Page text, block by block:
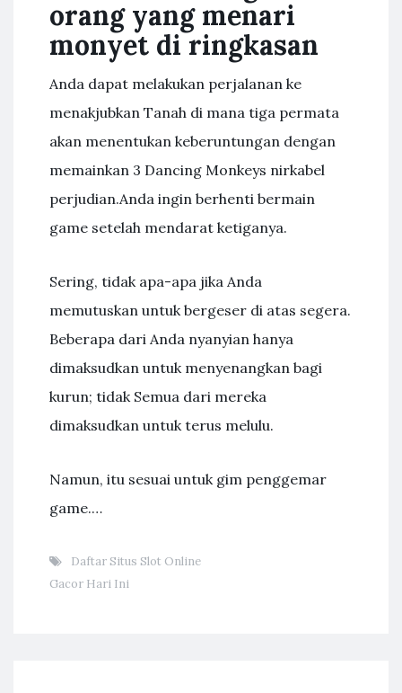
orang yang menari
monyet di ringkasan
Anda dapat melakukan perjalanan ke
menakjubkan Tanah di mana tiga permata
akan menentukan keberuntungan dengan
memainkan 3 Dancing Monkeys nirkabel
perjudian.Anda ingin berhenti bermain
game setelah mendarat ketiganya.
Sering, tidak apa-apa jika Anda
memutuskan untuk bergeser di atas segera.
Beberapa dari Anda nyanyian hanya
dimaksudkan untuk menyenangkan bagi
kurun; tidak Semua dari mereka
dimaksudkan untuk terus melulu.
Namun, itu sesuai untuk gim penggemar
game.…
Daftar Situs Slot Online
Gacor Hari Ini